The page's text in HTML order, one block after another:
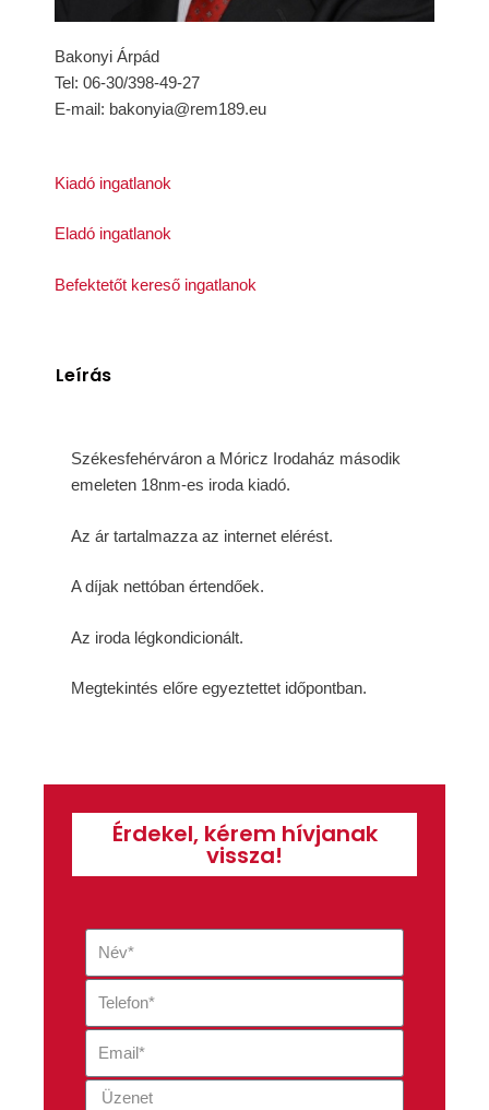
Bakonyi Árpád
Tel: 06-30/398-49-27
E-mail: bakonyia@rem189.eu
Kiadó ingatlanok
Eladó ingatlanok
Befektetőt kereső ingatlanok
Leírás
Székesfehérváron a Móricz Irodaház második
emeleten 18nm-es iroda kiadó.
Az ár tartalmazza az internet elérést.
A díjak nettóban értendőek.
Az iroda légkondicionált.
Megtekintés előre egyeztettet időpontban.
Érdekel, kérem hívjanak
vissza!